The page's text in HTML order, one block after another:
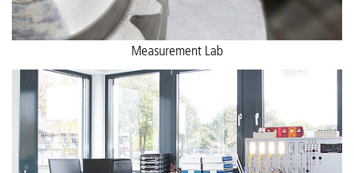
Measurement Lab